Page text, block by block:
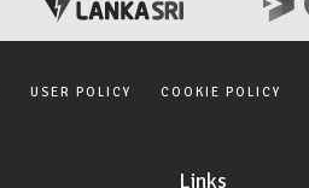
USER POLICY COOKIE POLICY
Links